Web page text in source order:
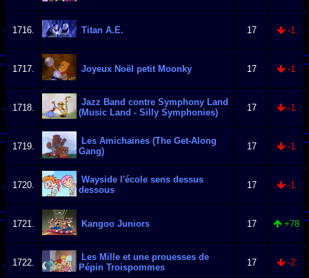
1716. Titan A.E. 17 -1
1717. Joyeux Noël petit Moonky 17 -1
1718.
Jazz Band contre Symphony Land
(Music Land - Silly Symphonies)
17 -1
1719.
Les Amichaines (The Get-Along
Gang)
17 -1
1720.
Wayside l'école sens dessus
dessous
17 -1
1721. Kangoo Juniors 17 +78
1722.
Les Mille et une prouesses de
Pépin Troispommes
17 -2